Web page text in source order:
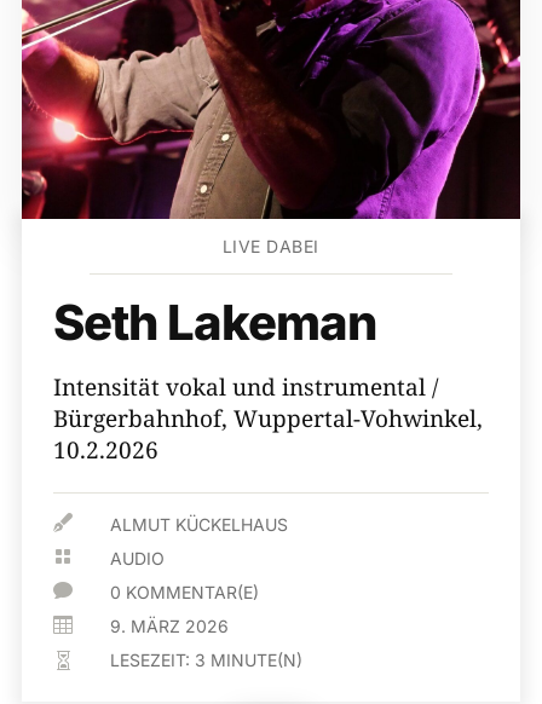
LIVE DABEI
Seth Lakeman
Intensität vokal und instrumental /
Bürgerbahnhof, Wuppertal-Vohwinkel,
10.2.2026
 ALMUT KÜCKELHAUS
 AUDIO
 0 KOMMENTAR(E)
 9. MÄRZ 2026
 LESEZEIT: 3 MINUTE(N)